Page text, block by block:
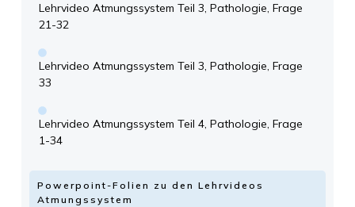
Lehrvideo Atmungssystem Teil 3, Pathologie, Frage
21-32
Lehrvideo Atmungssystem Teil 3, Pathologie, Frage
33
Lehrvideo Atmungssystem Teil 4, Pathologie, Frage
1-34
Powerpoint-Folien zu den Lehrvideos
Atmungssystem